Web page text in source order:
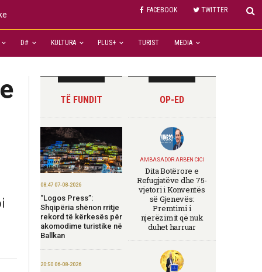
FACEBOOK TWITTER
D# KULTURA PLUS+ TURIST MEDIA
TË FUNDIT
08:47 07-08-2026
“Logos Press”:
Shqipëria shënon rritje
rekord të kërkesës për
akomodime turistike në
Ballkan
20:50 06-08-2026
OP-ED
AMBASADOR ARBEN CICI
Dita Botërore e
Refugjatëve dhe 75-
vjetori i Konventës
së Gjenevës:
Premtimi i
njerëzimit që nuk
duhet harruar